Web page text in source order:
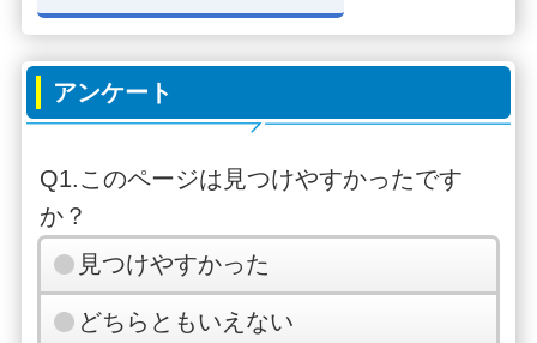
アンケート
Q1.このページは見つけやすかったです
か？
見つけやすかった
どちらともいえない